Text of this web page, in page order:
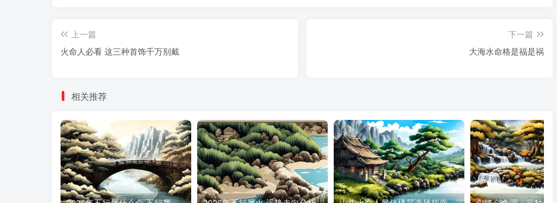
上一篇
火命人必看 这三种首饰千万别戴
下一篇
大海水命格是福是祸
相关推荐